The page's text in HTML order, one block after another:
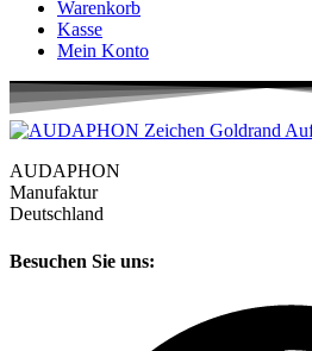
Warenkorb
Kasse
Mein Konto
AUDAPHON
Manufaktur
Deutschland
Besuchen Sie uns: